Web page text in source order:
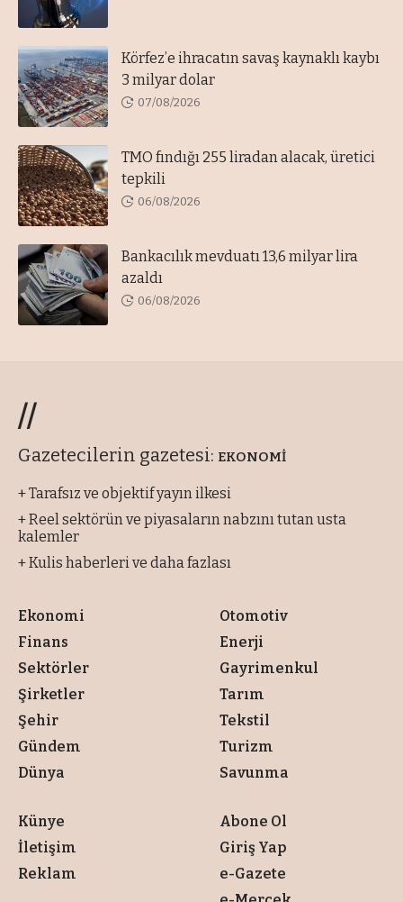
Körfez’e ihracatın savaş kaynaklı kaybı
3 milyar dolar
07/08/2026
TMO fındığı 255 liradan alacak, üretici
tepkili
06/08/2026
Bankacılık mevduatı 13,6 milyar lira
azaldı
06/08/2026
//
Gazetecilerin gazetesi: EKONOMİ
+ Tarafsız ve objektif yayın ilkesi
+ Reel sektörün ve piyasaların nabzını tutan usta
kalemler
+ Kulis haberleri ve daha fazlası
Ekonomi
Finans
Sektörler
Şirketler
Şehir
Gündem
Dünya
Otomotiv
Enerji
Gayrimenkul
Tarım
Tekstil
Turizm
Savunma
Künye
İletişim
Reklam
Abone Ol
Giriş Yap
e-Gazete